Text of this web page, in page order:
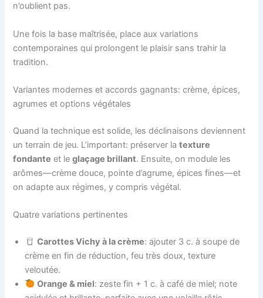
n’oublient pas.
Une fois la base maîtrisée, place aux variations
contemporaines qui prolongent le plaisir sans trahir la
tradition.
Variantes modernes et accords gagnants: crème, épices,
agrumes et options végétales
Quand la technique est solide, les déclinaisons deviennent
un terrain de jeu. L’important: préserver latexture
fondante et leglaçage brillant. Ensuite, on module les
arômes—crème douce, pointe d’agrume, épices fines—et
on adapte aux régimes, y compris végétal.
Quatre variations pertinentes
Carottes Vichy à la crème: ajouter 3 c. à soupe de
crème en fin de réduction, feu très doux, texture
veloutée.
Orange & miel: zeste fin + 1 c. à café de miel; note